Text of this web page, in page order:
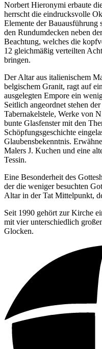
Norbert Hieronymi erbaute
herrscht die eindrucksvolle
Elemente der
den Rundumdecken neben
Beachtung, welches die
12 gleichmäßig verteilten
bringen.
Der Altar aus italienischem
belgischem Granit, ragt auf
ausgelegten Empore ein
Seitlich angeordnet stehen
Tabernakelstele, Werke von
bunte Glasfenster mit den
Schöpfungsgeschichte
Glaubensbekenntnis.
Malers J. Kuchen und eine
Tessin.
Eine Besonderheit des
der die weniger besuchten
Altar in der Tat Mittelpunkt,
Seit 1990 gehört zur Kirche
mit vier unterschiedlich
Glocken.